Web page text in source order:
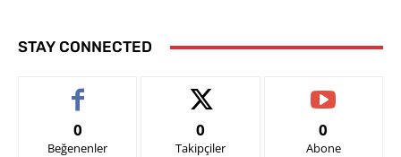
STAY CONNECTED
0
Beğenenler
0
Takipçiler
0
Abone